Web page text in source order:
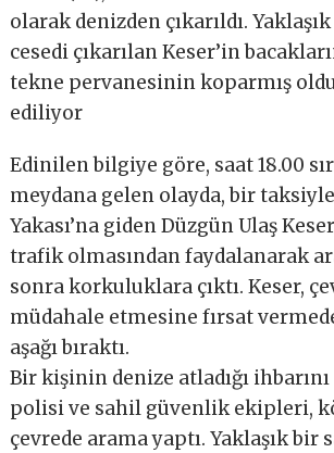
olarak denizden çıkarıldı.
cesedi çıkarılan Keser’in
tekne pervanesinin koparmış
ediliyor
Edinilen bilgiye göre, saat 18.00
meydana gelen olayda, bir
Yakası’na giden Düzgün Ulaş Ke
trafik olmasından faydalanarak
sonra korkuluklara çıktı. Keser,
müdahale etmesine fırsat
aşağı bıraktı.
Bir kişinin denize atladığı
polisi ve sahil güvenlik ekipleri,
çevrede arama yaptı. Yaklaşık bir